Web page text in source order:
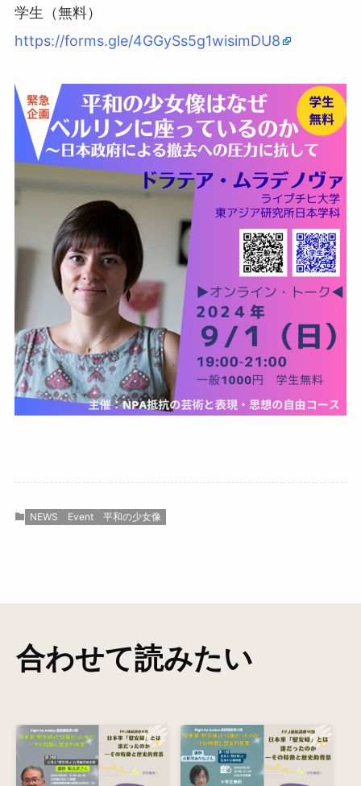
学生（無料）
https://forms.gle/4GGySs5g1wisimDU8
NEWS Event 平和の少女像
合わせて読みたい